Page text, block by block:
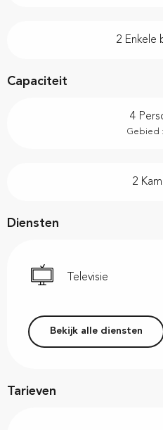
2 Enkele
Capaciteit
4
Gebied
2
Diensten
Televisie
Bekijk alle diensten
Tarieven